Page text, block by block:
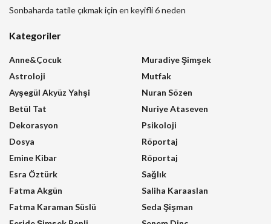
Sonbaharda tatile çıkmak için en keyifli 6 neden
Kategoriler
Anne&Çocuk
Astroloji
Ayşegül Akyüz Yahşi
Betül Tat
Dekorasyon
Dosya
Emine Kibar
Esra Öztürk
Fatma Akgün
Fatma Karaman Süslü
Muradiye Şimşek
Mutfak
Nuran Sözen
Nuriye Ataseven
Psikoloji
Röportaj
Röportaj
Sağlık
Saliha Karaaslan
Seda Şişman